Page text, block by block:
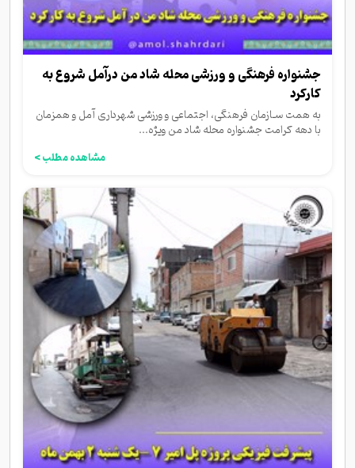
جشنواره فرهنگی و ورزشی محله شاد من درآمل شروع به
کارکرد
به همت سـازمان فرهنگی، اجتماعی و ورزشی شهرداری آمل و همزمان
با دهه کرامت جشنواره محله شاد من ویژه...
مشاهده مطلب >